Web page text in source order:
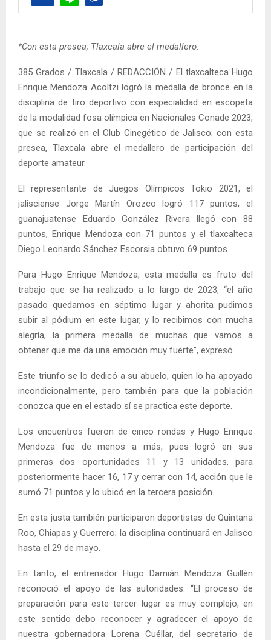
*Con esta presea, Tlaxcala abre el medallero.
385 Grados / Tlaxcala / REDACCIÓN / El tlaxcalteca Hugo
Enrique Mendoza Acoltzi logró la medalla de bronce en la
disciplina de tiro deportivo con especialidad en escopeta
de la modalidad fosa olímpica en Nacionales Conade 2023,
que se realizó en el Club Cinegético de Jalisco; con esta
presea, Tlaxcala abre el medallero de participación del
deporte amateur.
El representante de Juegos Olímpicos Tokio 2021, el
jalisciense Jorge Martín Orozco logró 117 puntos, el
guanajuatense Eduardo González Rivera llegó con 88
puntos, Enrique Mendoza con 71 puntos y el tlaxcalteca
Diego Leonardo Sánchez Escorsia obtuvo 69 puntos.
Para Hugo Enrique Mendoza, esta medalla es fruto del
trabajo que se ha realizado a lo largo de 2023, “el año
pasado quedamos en séptimo lugar y ahorita pudimos
subir al pódium en este lugar, y lo recibimos con mucha
alegría, la primera medalla de muchas que vamos a
obtener que me da una emoción muy fuerte”, expresó.
Este triunfo se lo dedicó a su abuelo, quien lo ha apoyado
incondicionalmente, pero también para que la población
conozca que en el estado sí se practica este deporte.
Los encuentros fueron de cinco rondas y Hugo Enrique
Mendoza fue de menos a más, pues logró en sus
primeras dos oportunidades 11 y 13 unidades, para
posteriormente hacer 16, 17 y cerrar con 14, acción que le
sumó 71 puntos y lo ubicó en la tercera posición.
En esta justa también participaron deportistas de Quintana
Roo, Chiapas y Guerrero; la disciplina continuará en Jalisco
hasta el 29 de mayo.
En tanto, el entrenador Hugo Damián Mendoza Guillén
reconoció el apoyo de las autoridades. “El proceso de
preparación para este tercer lugar es muy complejo, en
este sentido debo reconocer y agradecer el apoyo de
nuestra gobernadora Lorena Cuéllar, del secretario de